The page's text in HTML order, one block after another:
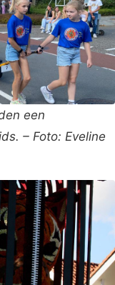
een
– Foto: Eveline